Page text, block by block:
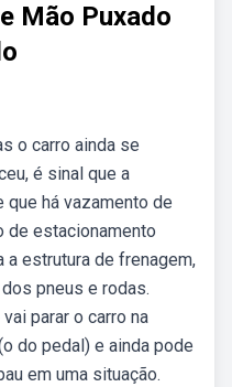
Mão Puxado
o carro ainda se
é sinal que a
há vazamento de
de estacionamento
estrutura de frenagem,
pneus e rodas.
parar o carro na
do pedal) e ainda pode
em uma situação.